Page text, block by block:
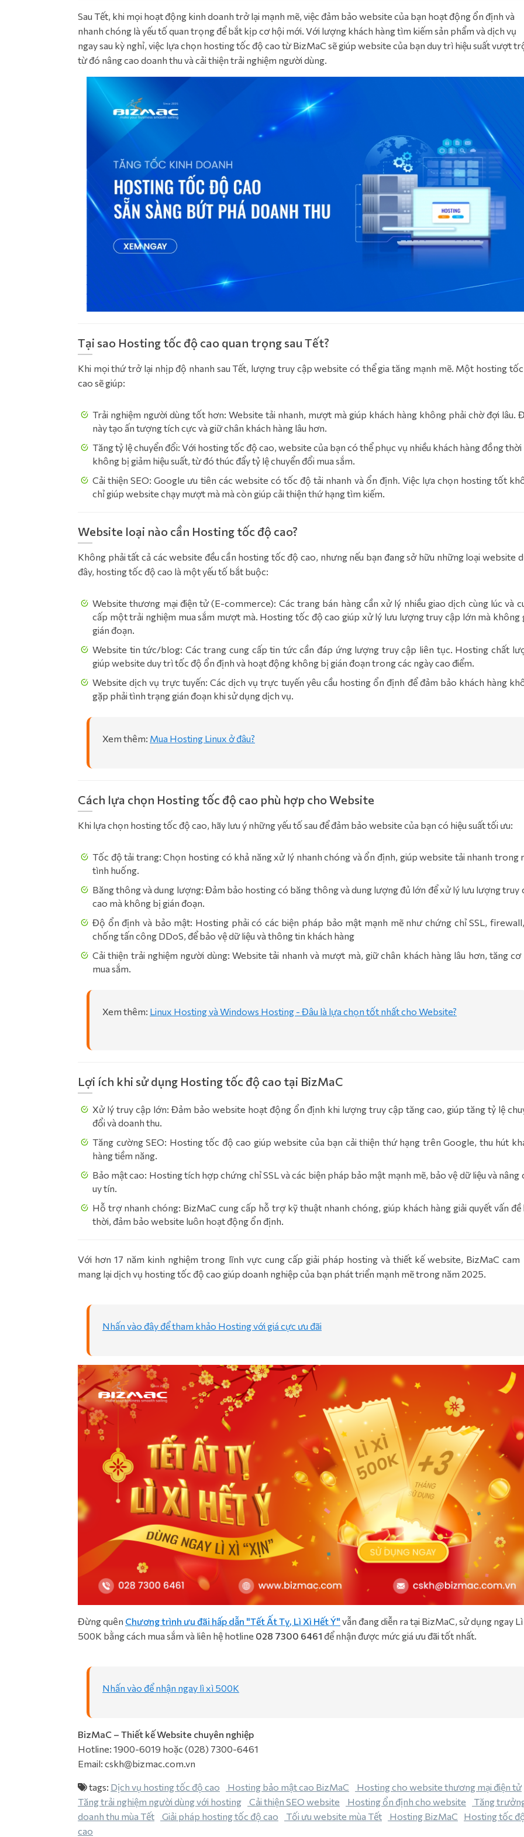
Sau Tết, khi mọi hoạt động kinh doanh trở lại mạnh mẽ, việc đảm bảo website của bạn hoạt động ổn định và
nhanh chóng là yếu tố quan trọng để bắt kịp cơ hội mới. Với lượng khách hàng tìm kiếm sản phẩm và dịch vụ
ngay sau kỳ nghỉ, việc lựa chọn hosting tốc độ cao từ BizMaC sẽ giúp website của bạn duy trì hiệu suất vượt
từ đó nâng cao doanh thu và cải thiện trải nghiệm người dùng.
Tại sao Hosting tốc độ cao quan trọng sau Tết?
Khi mọi thứ trở lại nhịp độ nhanh sau Tết, lượng truy cập website có thể gia tăng mạnh mẽ. Một hosting
cao sẽ giúp:
Trải nghiệm người dùng tốt hơn: Website tải nhanh, mượt mà giúp khách hàng không phải chờ đợi lâu.
này tạo ấn tượng tích cực và giữ chân khách hàng lâu hơn.
Tăng tỷ lệ chuyển đổi: Với hosting tốc độ cao, website của bạn có thể phục vụ nhiều khách hàng đồng thời
không bị giảm hiệu suất, từ đó thúc đẩy tỷ lệ chuyển đổi mua sắm.
Cải thiện SEO: Google ưu tiên các website có tốc độ tải nhanh và ổn định. Việc lựa chọn hosting tốt
chỉ giúp website chạy mượt mà mà còn giúp cải thiện thứ hạng tìm kiếm.
Website loại nào cần Hosting tốc độ cao?
Không phải tất cả các website đều cần hosting tốc độ cao, nhưng nếu bạn đang sở hữu những loại website
đây, hosting tốc độ cao là một yếu tố bắt buộc:
Website thương mại điện tử (E-commerce): Các trang bán hàng cần xử lý nhiều giao dịch cùng lúc và
cấp một trải nghiệm mua sắm mượt mà. Hosting tốc độ cao giúp xử lý lưu lượng truy cập lớn mà không
gián đoạn.
Website tin tức/blog: Các trang cung cấp tin tức cần đáp ứng lượng truy cập liên tục. Hosting chất
giúp website duy trì tốc độ ổn định và hoạt động không bị gián đoạn trong các ngày cao điểm.
Website dịch vụ trực tuyến: Các dịch vụ trực tuyến yêu cầu hosting ổn định để đảm bảo khách hàng
gặp phải tình trạng gián đoạn khi sử dụng dịch vụ.
Xem thêm: Mua Hosting Linux ở đâu?
Cách lựa chọn Hosting tốc độ cao phù hợp cho Website
Khi lựa chọn hosting tốc độ cao, hãy lưu ý những yếu tố sau để đảm bảo website của bạn có hiệu suất tối ưu:
Tốc độ tải trang: Chọn hosting có khả năng xử lý nhanh chóng và ổn định, giúp website tải nhanh trong
tình huống.
Băng thông và dung lượng: Đảm bảo hosting có băng thông và dung lượng đủ lớn để xử lý lưu lượng truy
cao mà không bị gián đoạn.
Độ ổn định và bảo mật: Hosting phải có các biện pháp bảo mật mạnh mẽ như chứng chỉ SSL,
chống tấn công DDoS, để bảo vệ dữ liệu và thông tin khách hàng
Cải thiện trải nghiệm người dùng: Website tải nhanh và mượt mà, giữ chân khách hàng lâu hơn, tăng cơ
mua sắm.
Xem thêm: Linux Hosting và Windows Hosting - Đâu là lựa chọn tốt nhất cho Website?
Lợi ích khi sử dụng Hosting tốc độ cao tại BizMaC
Xử lý truy cập lớn: Đảm bảo website hoạt động ổn định khi lượng truy cập tăng cao, giúp tăng tỷ lệ
đổi và doanh thu.
Tăng cường SEO: Hosting tốc độ cao giúp website của bạn cải thiện thứ hạng trên Google, thu hút
hàng tiềm năng.
Bảo mật cao: Hosting tích hợp chứng chỉ SSL và các biện pháp bảo mật mạnh mẽ, bảo vệ dữ liệu và nâng
uy tín.
Hỗ trợ nhanh chóng: BizMaC cung cấp hỗ trợ kỹ thuật nhanh chóng, giúp khách hàng giải quyết vấn đề
thời, đảm bảo website luôn hoạt động ổn định.
Với hơn 17 năm kinh nghiệm trong lĩnh vực cung cấp giải pháp hosting và thiết kế website, BizMaC cam
mang lại dịch vụ hosting tốc độ cao giúp doanh nghiệp của bạn phát triển mạnh mẽ trong năm 2025.
Nhấn vào đây để tham khảo Hosting với giá cực ưu đãi
Đừng quên Chương trình ưu đãi hấp dẫn "Tết Ất Tỵ, Lì Xì Hết Ý" vẫn đang diễn ra tại BizMaC, sử dụng ngay
500K bằng cách mua sắm và liên hệ hotline 028 7300 6461 để nhận được mức giá ưu đãi tốt nhất.
Nhấn vào để nhận ngay lì xì 500K
BizMaC – Thiết kế Website chuyên nghiệp
Hotline: 1900-6019 hoặc (028) 7300-6461
Email: cskh@bizmac.com.vn
tags: Dịch vụ hosting tốc độ cao Hosting bảo mật cao BizMaC
Hosting cho website thương mại điện tử
Tăng trải nghiệm người dùng với hosting
Cải thiện SEO website Hosting ổn định cho website
Tăng
doanh thu mùa Tết
Giải pháp hosting tốc độ cao Tối ưu website mùa Tết Hosting BizMaC
Hosting tốc
cao